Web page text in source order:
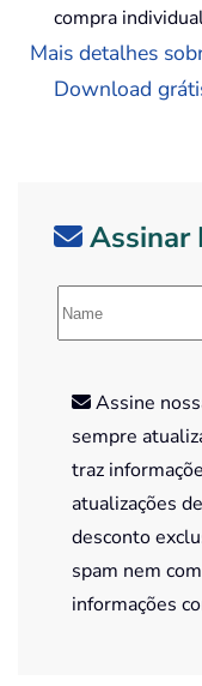
compra
Mais detalhes
Download
Assinar
Assine
sempre
traz
atualizações
desconto
spam nem
informações